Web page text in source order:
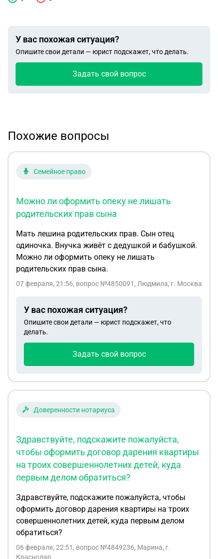
У вас похожая ситуация?
Опишите свои детали — юрист подскажет, что делать.
Задать свой вопрос
Похожие вопросы
Семейное право
Можно ли оформить опеку не лишать
родительских прав сына
Мать лешина родительских прав. Сын отец
одиночка. Внучка живёт с дедушкой и бабушкой.
Можно ли оформить опеку не лишать
родительских прав сына.
07 февраля, 21:56, вопрос №4850091, Людмила, г. Москва
У вас похожая ситуация?
Опишите свои детали — юрист подскажет, что
делать.
Задать свой вопрос
Доверенности нотариуса
Здравствуйте, подскажите пожалуйста,
чтобы оформить договор дарения квартиры
на троих совершеннолетних детей, куда
первым делом обратиться?
Здравствуйте, подскажите пожалуйста, чтобы
оформить договор дарения квартиры на троих
совершеннолетних детей, куда первым делом
обратиться?
06 февраля, 22:51 , вопрос №4849236, Марина, г.
Краснодар